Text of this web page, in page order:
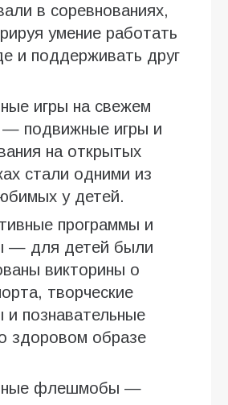
в соревнованиях,
умение работать
и поддерживать друг
игры на свежем
— подвижные игры и
на открытых
стали одними из
у детей.
программы и
— для детей были
викторины о
творческие
и познавательные
здоровом образе
флешмобы —